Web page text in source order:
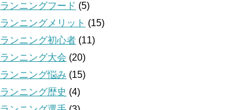
ランニングフード (5)
ランニングメリット (15)
ランニング初心者 (11)
ランニング大会 (20)
ランニング悩み (15)
ランニング歴史 (4)